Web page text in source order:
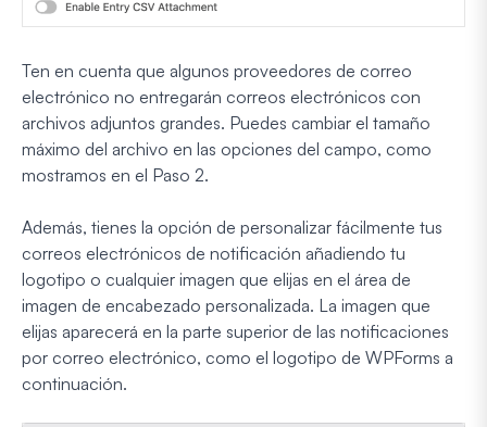
Ten en cuenta que algunos proveedores de correo
electrónico no entregarán correos electrónicos con
archivos adjuntos grandes. Puedes cambiar el tamaño
máximo del archivo en las opciones del campo, como
mostramos en el Paso 2.
Además, tienes la opción de personalizar fácilmente tus
correos electrónicos de notificación añadiendo tu
logotipo o cualquier imagen que elijas en el área de
imagen de encabezado personalizada. La imagen que
elijas aparecerá en la parte superior de las notificaciones
por correo electrónico, como el logotipo de WPForms a
continuación.